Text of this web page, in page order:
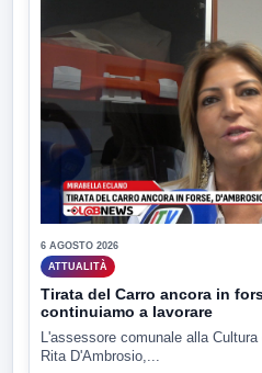
6 AGOSTO 2026
ATTUALITÀ
Tirata del Carro ancora in
continuiamo a lavorare
L'assessore comunale alla
Rita D'Ambrosio,...